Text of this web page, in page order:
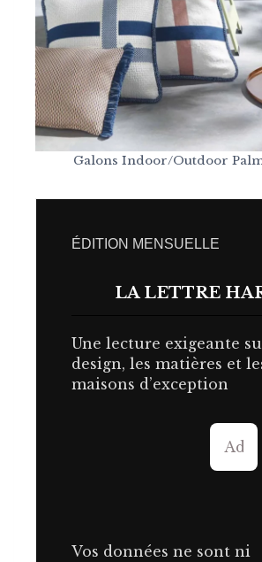
Galons Indoor/Outdoor
ÉDITION MENSUELLE
LA LETTRE
Une lecture exigeante
design, les matières et
maisons d’exception
Vos données ne sont ni